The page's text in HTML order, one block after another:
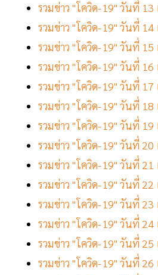
รวมข่าว "โควิด-19" วันที่ 13
รวมข่าว "โควิด-19" วันที่ 14
รวมข่าว "โควิด-19" วันที่ 15
รวมข่าว "โควิด-19" วันที่ 16
รวมข่าว "โควิด-19" วันที่ 17
รวมข่าว "โควิด-19" วันที่ 18
รวมข่าว "โควิด-19" วันที่ 19
รวมข่าว "โควิด-19" วันที่ 20
รวมข่าว "โควิด-19" วันที่ 21
รวมข่าว "โควิด-19" วันที่ 22
รวมข่าว "โควิด-19" วันที่ 23
รวมข่าว "โควิด-19" วันที่ 24
รวมข่าว "โควิด-19" วันที่ 25
รวมข่าว "โควิด-19" วันที่ 26